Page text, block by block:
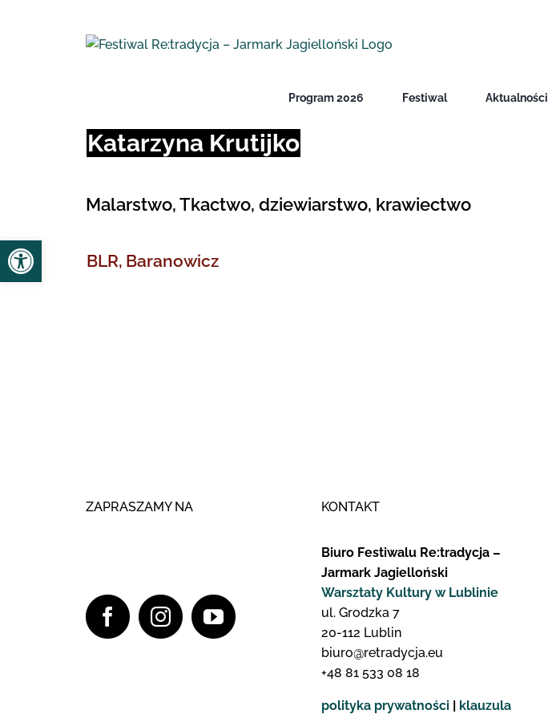
Program 2026 Festiwal Aktualności
Katarzyna Krutijko
Malarstwo, Tkactwo, dziewiarstwo, krawiectwo
BLR, Baranowicz
ZAPRASZAMY NA KONTAKT
Biuro Festiwalu Re:tradycja –
Jarmark Jagielloński
Warsztaty Kultury w Lublinie
ul. Grodzka 7
20-112 Lublin
biuro@retradycja.eu
+48 81 533 08 18
polityka prywatności | klauzula
Open toolbar